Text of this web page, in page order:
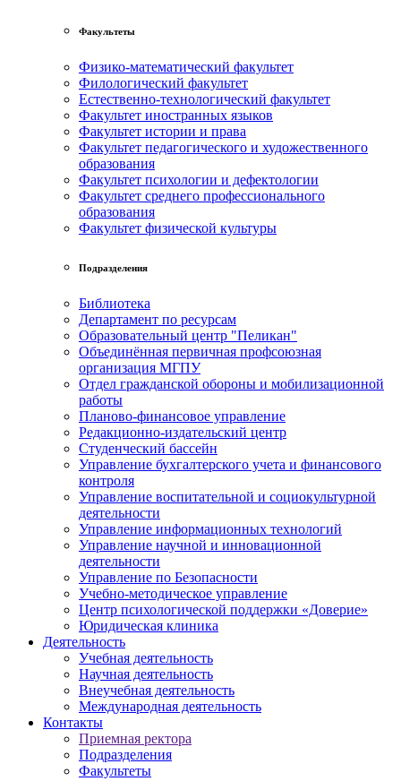
Факультеты
Физико-математический факультет
Филологический факультет
Естественно-технологический факультет
Факультет иностранных языков
Факультет истории и права
Факультет педагогического и художественного
образования
Факультет психологии и дефектологии
Факультет среднего профессионального
образования
Факультет физической культуры
Подразделения
Библиотека
Департамент по ресурсам
Образовательный центр "Пеликан"
Объединённая первичная профсоюзная
организация МГПУ
Отдел гражданской обороны и мобилизационной
работы
Планово-финансовое управление
Редакционно-издательский центр
Студенческий бассейн
Управление бухгалтерского учета и финансового
контроля
Управление воспитательной и социокультурной
деятельности
Управление информационных технологий
Управление научной и инновационной
деятельности
Управление по Безопасности
Учебно-методическое управление
Центр психологической поддержки «Доверие»
Юридическая клиника
Деятельность
Учебная деятельность
Научная деятельность
Внеучебная деятельность
Международная деятельность
Контакты
Приемная ректора
Подразделения
Факультеты